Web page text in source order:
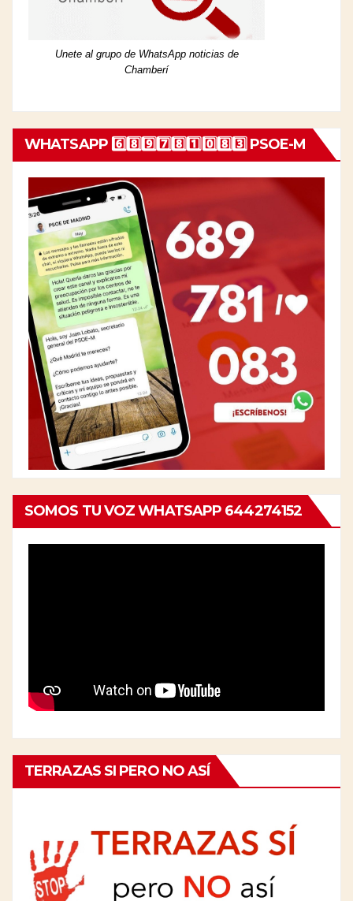
Unete al grupo de WhatsApp noticias de
Chamberí
WHATSAPP 6️⃣8️⃣9️⃣7️⃣8️⃣1️⃣0️⃣8️⃣3️⃣ PSOE-M
SOMOS TU VOZ WHATSAPP 644274152
TERRAZAS SI PERO NO ASÍ